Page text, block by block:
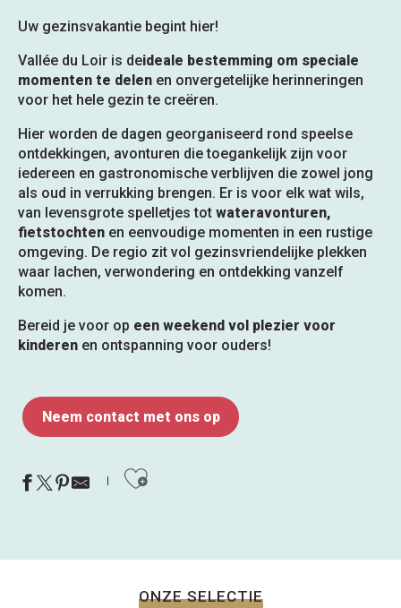
Uw gezinsvakantie begint hier!
Vallée du Loir is deideale bestemming om speciale
momenten te delen en onvergetelijke herinneringen
voor het hele gezin te creëren.
Hier worden de dagen georganiseerd rond speelse
ontdekkingen, avonturen die toegankelijk zijn voor
iedereen en gastronomische verblijven die zowel jong
als oud in verrukking brengen. Er is voor elk wat wils,
van levensgrote spelletjes tot wateravonturen,
fietstochten en eenvoudige momenten in een rustige
omgeving. De regio zit vol gezinsvriendelijke plekken
waar lachen, verwondering en ontdekking vanzelf
komen.
Bereid je voor op een weekend vol plezier voor
kinderen en ontspanning voor ouders!
Neem contact met ons op
Ajouter aux favoris
ONZE SELECTIE